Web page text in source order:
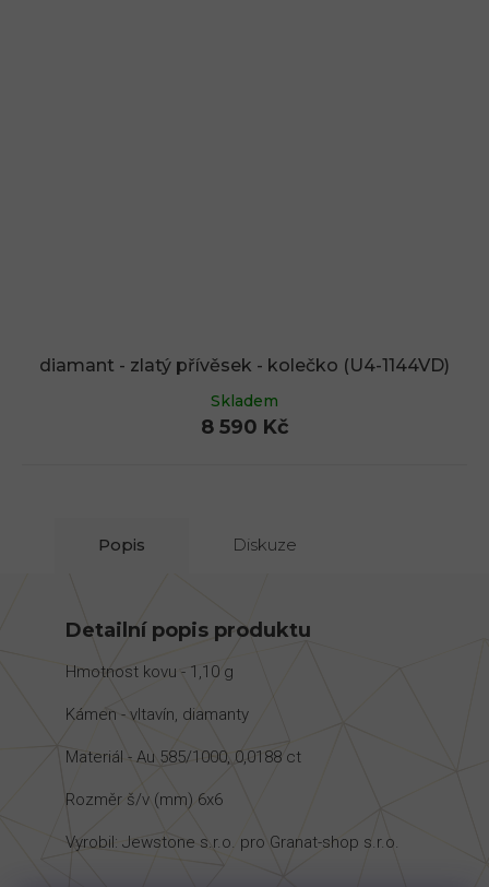
diamant - zlatý přívěsek - kolečko (U4-1144VD)
Skladem
8 590 Kč
Popis Diskuze
Detailní popis produktu
Hmotnost kovu - 1,10 g
Kámen - vltavín, diamanty
Materiál - Au 585/1000, 0,0188 ct
Rozměr š/v (mm) 6x6
Vyrobil: Jewstone s.r.o. pro Granat-shop s.r.o.